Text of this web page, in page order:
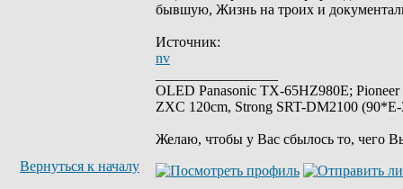
бывшую, Жизнь на троих и
Источник:
nv
OLED Panasonic TX-65HZ980E;
ZXC 120cm, Strong SRT-DM2100
Желаю, чтобы у Вас сбылось то, чего
Вернуться к началу